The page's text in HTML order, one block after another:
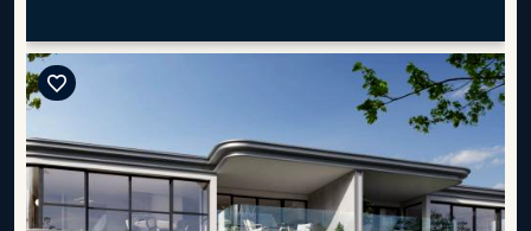
permet pas de rentrer une voiture quatre places.